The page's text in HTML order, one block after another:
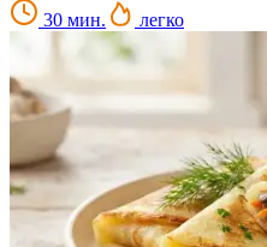
30 мин. легко